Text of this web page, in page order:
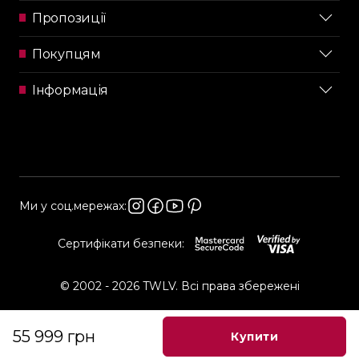
55 999 грн Купити
Пропозиції
Покупцям
Інформація
Сертифікати безпеки:
Ми у соц.мережах:
© 2002 - 2026 TWLV. Всі права збережені